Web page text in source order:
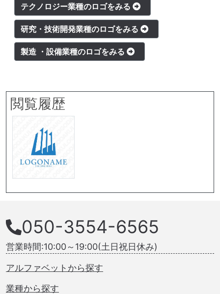
テクノロジー業種のロゴをみる
研究・技術開発業種のロゴをみる
製造 ・設備業種のロゴをみる
閲覧履歴
050-3554-6565
営業時間:10:00～19:00(土日祝日休み)
アルファベットから探す
業種から探す